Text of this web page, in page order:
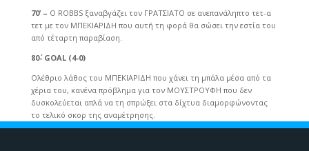
70’ – Ο ROBBS ξαναβγάζει τον ΓΡΑΤΣΙΑΤΟ σε ανεπανάληπτο τετ-α
τετ με τον ΜΠΕΚΙΑΡΙΔΗ που αυτή τη φορά θα σώσει την εστία του
από τέταρτη παραβίαση.
80΄- GOAL (4-0)
Ολέθριο λάθος του ΜΠΕΚΙΑΡΙΔΗ που χάνει τη μπάλα μέσα από τα
χέρια του, κανένα πρόβλημα για τον ΜΟΥΣΤΡΟΥΦΗ που δεν
δυσκολεύεται απλά να τη σπρώξει στα δίχτυα διαμορφώνοντας
το τελικό σκορ της αναμέτρησης.